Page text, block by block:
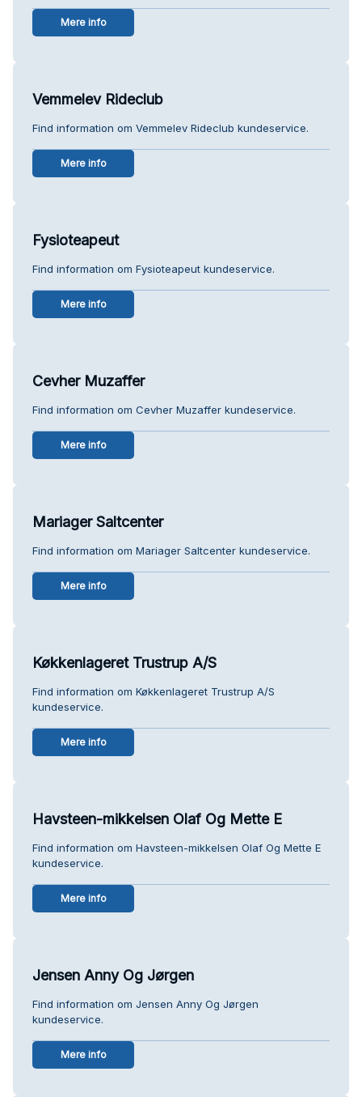
Mere info
Vemmelev Rideclub
Find information om Vemmelev Rideclub kundeservice.
Mere info
Fysioteapeut
Find information om Fysioteapeut kundeservice.
Mere info
Cevher Muzaffer
Find information om Cevher Muzaffer kundeservice.
Mere info
Mariager Saltcenter
Find information om Mariager Saltcenter kundeservice.
Mere info
Køkkenlageret Trustrup A/S
Find information om Køkkenlageret Trustrup A/S
kundeservice.
Mere info
Havsteen-mikkelsen Olaf Og Mette E
Find information om Havsteen-mikkelsen Olaf Og Mette E
kundeservice.
Mere info
Jensen Anny Og Jørgen
Find information om Jensen Anny Og Jørgen
kundeservice.
Mere info